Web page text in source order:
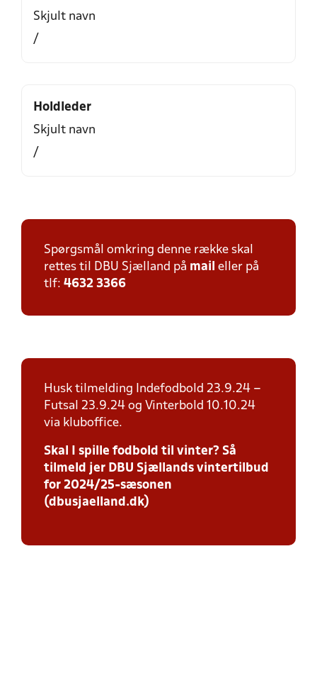
Skjult navn
/
Holdleder
Skjult navn
/
Spørgsmål omkring denne række skal
rettes til DBU Sjælland på mail eller på
tlf: 4632 3366
Husk tilmelding Indefodbold 23.9.24 –
Futsal 23.9.24 og Vinterbold 10.10.24
via kluboffice.
Skal I spille fodbold til vinter? Så
tilmeld jer DBU Sjællands vintertilbud
for 2024/25-sæsonen
(dbusjaelland.dk)